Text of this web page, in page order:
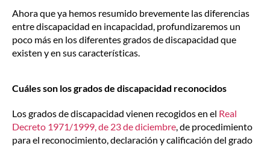
Ahora que ya hemos resumido brevemente las diferencias
entre discapacidad en incapacidad, profundizaremos un
poco más en los diferentes grados de discapacidad que
existen y en sus características.
Cuáles son los grados de discapacidad reconocidos
Los grados de discapacidad vienen recogidos en el Real
Decreto 1971/1999, de 23 de diciembre, de procedimiento
para el reconocimiento, declaración y calificación del grado